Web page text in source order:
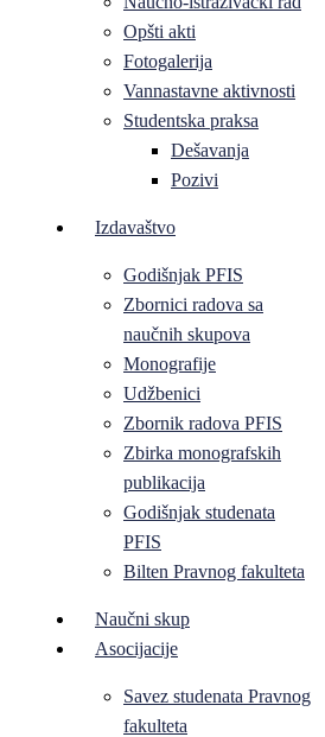
Opšti akti
Fotogalerija
Vannastavne aktivnosti
Studentska praksa
Dešavanja
Pozivi
Izdavaštvo
Godišnjak PFIS
Zbornici radova sa
naučnih skupova
Monografije
Udžbenici
Zbornik radova PFIS
Zbirka monografskih
publikacija
Godišnjak studenata
PFIS
Bilten Pravnog fakulteta
Naučni skup
Asocijacije
Savez studenata Pravnog
fakulteta